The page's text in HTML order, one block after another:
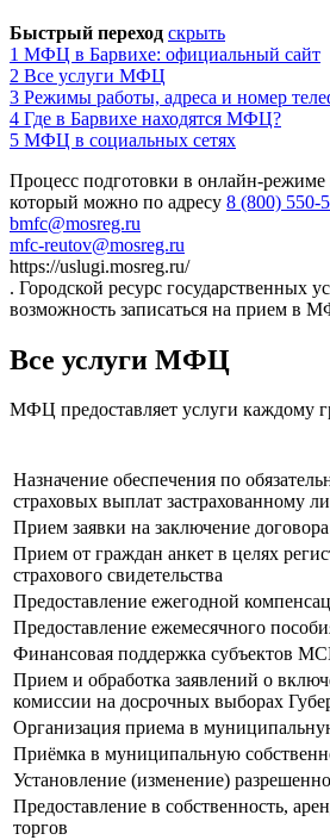
Быстрый переход скрыть
1 МФЦ в Барвихе: официальный сайт
2 Все услуги МФЦ
3 Режимы работы, адреса и номер
4 Где в Барвихе находятся МФЦ?
5 МФЦ в социальных сетях
Процесс подготовки в онлайн-
который можно по адресу 8 (800) 550-
bmfc@mosreg.ru
mfc-reutov@mosreg.ru
https://uslugi.mosreg.ru/
. Городской ресурс государственных
возможность записаться на прием в
Все услуги МФЦ
МФЦ предоставляет услуги каждому
Назначение обеспечения по
страховых выплат застрахованному
Прием заявки на заключение договора
Прием от граждан анкет в целях
страхового свидетельства
Предоставление ежегодной
Предоставление ежемесячного
Финансовая поддержка субъектов
Прием и обработка заявлений о
комиссии на досрочных выборах
Организация приема в
Приёмка в муниципальную
Установление (изменение)
Предоставление в собственность,
торгов